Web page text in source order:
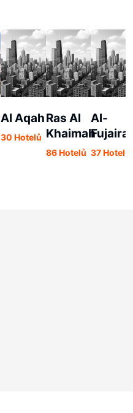
Al Aqah
30 Hotelů
Ras Al
Khaimah
86 Hotelů
Al-
37 Hotelů